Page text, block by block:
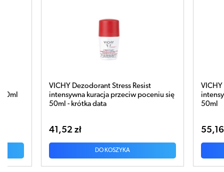
poceniu się
VICHY Dezodorant Stress Resist
intensywna kuracja przeciw poceniu się
50ml
55,16 zł
DO KOSZYKA